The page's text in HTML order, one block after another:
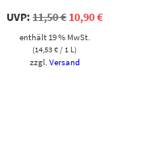
UVP:11,50€ Ursprünglicher
Preis
war:
11,50 €
10,90€Aktueller
enthält 19 % MwSt.
(14,53€/ 1 L)
zzgl. Versand